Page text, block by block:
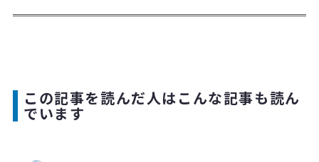
この記事を読んだ人はこんな記事も読ん
でいます